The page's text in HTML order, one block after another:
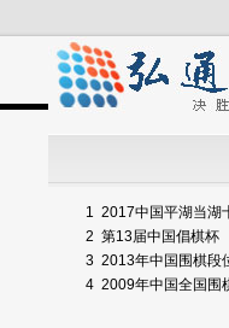
1 2017中国平湖当湖
2 第13届中国倡棋杯
3 2013年中国围棋段
4 2009年中国全国围